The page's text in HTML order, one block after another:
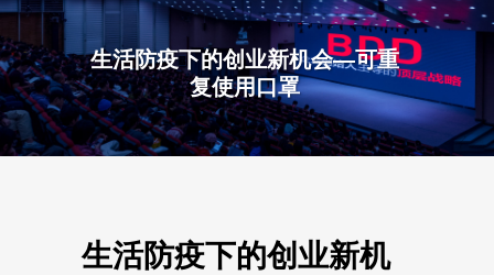
生活防疫下的创业新机会—可重
复使用口罩
生活防疫下的创业新机